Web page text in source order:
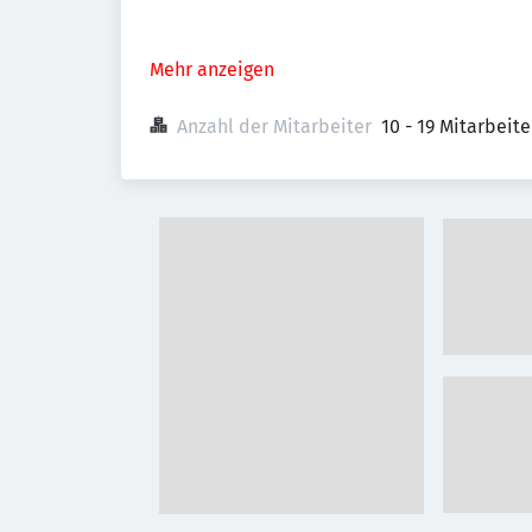
Mehr anzeigen
Anzahl der Mitarbeiter 10 - 19